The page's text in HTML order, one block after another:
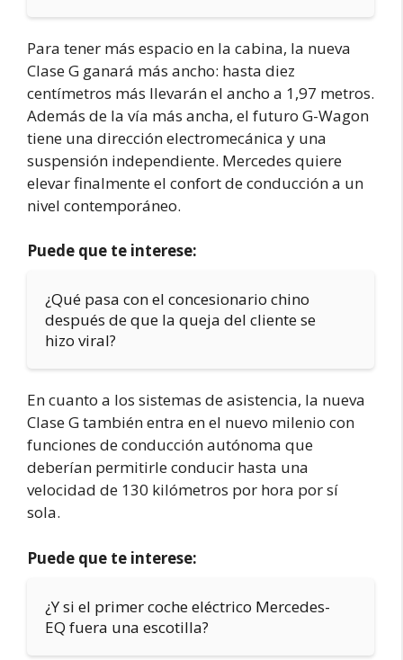
Para tener más espacio en la cabina, la nueva
Clase G ganará más ancho: hasta diez
centímetros más llevarán el ancho a 1,97 metros.
Además de la vía más ancha, el futuro G-Wagon
tiene una dirección electromecánica y una
suspensión independiente. Mercedes quiere
elevar finalmente el confort de conducción a un
nivel contemporáneo.
Puede que te interese:
¿Qué pasa con el concesionario chino
después de que la queja del cliente se
hizo viral?
En cuanto a los sistemas de asistencia, la nueva
Clase G también entra en el nuevo milenio con
funciones de conducción autónoma que
deberían permitirle conducir hasta una
velocidad de 130 kilómetros por hora por sí
sola.
Puede que te interese:
¿Y si el primer coche eléctrico Mercedes-
EQ fuera una escotilla?